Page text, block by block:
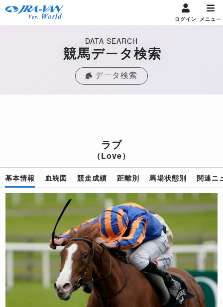
ログイン メニュー
DATA SEARCH
競馬データ検索
データ検索
ラブ
（Love）
基本情報 血統図 競走成績 距離別 馬場状態別 関連ニ